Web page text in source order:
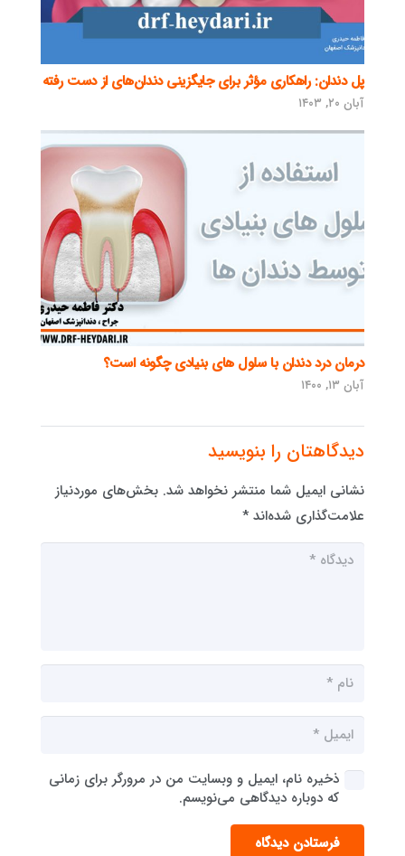
پل دندان: راهکاری مؤثر برای جایگزینی دندان‌های از دست رفته
آبان ۲۰, ۱۴۰۳
درمان درد دندان با سلول های بنیادی چگونه است؟
آبان ۱۳, ۱۴۰۰
دیدگاهتان را بنویسید
نشانی ایمیل شما منتشر نخواهد شد. بخش‌های موردنیاز
علامت‌گذاری شده‌اند *
ذخیره نام، ایمیل و وبسایت من در مرورگر برای زمانی
که دوباره دیدگاهی می‌نویسم.
فرستادن دیدگاه